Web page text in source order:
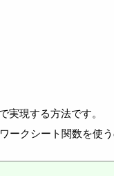
実現する方法です。
ークシート関数を使